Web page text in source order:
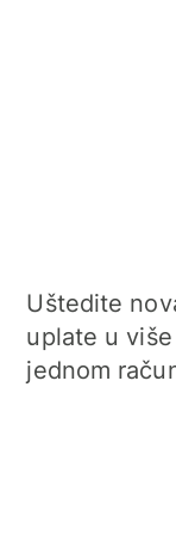
Uštedite
uplate u
jednom